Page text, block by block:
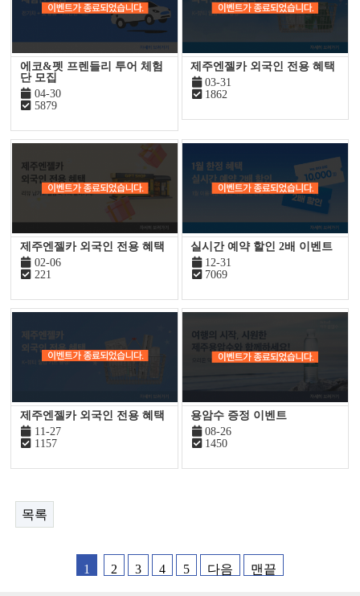
에코&펫 프렌들리 투어 체험
단 모집
04-30
5879
제주엔젤카 외국인 전용 혜택
03-31
1862
제주엔젤카 외국인 전용 혜택
02-06
221
실시간 예약 할인 2배 이벤트
12-31
7069
제주엔젤카 외국인 전용 혜택
11-27
1157
용암수 증정 이벤트
08-26
1450
목록
1 2 3 4 5 다음 맨끝